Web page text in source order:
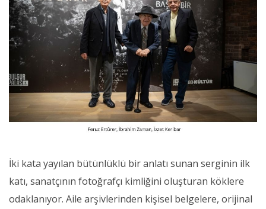
İki kata yayılan bütünlüklü bir anlatı sunan serginin ilk
katı, sanatçının fotoğrafçı kimliğini oluşturan köklere
odaklanıyor. Aile arşivlerinden kişisel belgelere, orijinal